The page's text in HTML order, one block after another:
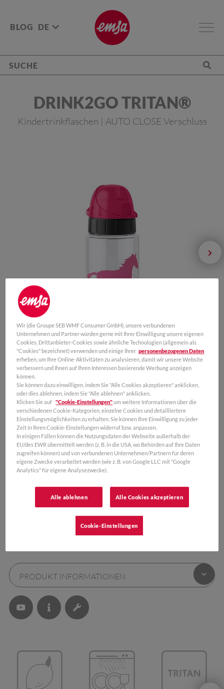
BLOG DE
DRINK2GO TRITAN®
Kindertrinkflaschen | AUTO CLOSE Verschluss
KAUFEN
0,5 L
DEKORE:
PRODUKT INFORMATIONEN
Wir (die Groupe SEB WMF Consumer GmbH), unsere verbundenen
Unternehmen und Partner würden gerne mit Ihrer Einwilligung unsere eigenen
Cookies, Drittanbieter-Cookies sowie ähnliche Technologien (allgemein als
"Cookies" bezeichnet) verwenden und einige Ihrer personenbezogenen Daten
erheben, um Ihre Online-Aktivitäten zu analysieren, damit wir unsere Website
verbessern und Ihnen auf Ihren Interessen basierende Werbung anzeigen
können.
Sie können dazu einwilligen, indem Sie "Alle Cookies akzeptieren" anklicken,
oder dies ablehnen, indem Sie "Alle ablehnen" anklicken.
Klicken Sie auf "Cookie-Einstellungen"um weitere Informationen über die
verschiedenen Cookie-Kategorien, einzelne Cookies und detailliertere
Einstellungsmöglichkeiten zu erhalten. Sie können Ihre Einwilligung zu jeder
Zeit in Ihren Cookie-Einstellungen widerruf bzw. anpassen.
In einigen Fällen können die Nutzungsdaten der Webseite außerhalb der
EU/des EWR übermittelt werden (z. B. in die USA, wo Behörden auf Ihre Daten
zugreifen können) und von verbundenen Unternehmen/Partnern für deren
eigene Zwecke verarbeitet werden (wie z. B. von Google LLC mit "Google
Analytics" für eigene Analysezwecke).
Alle ablehnen Alle Cookies akzeptieren
Cookie-Einstellungen